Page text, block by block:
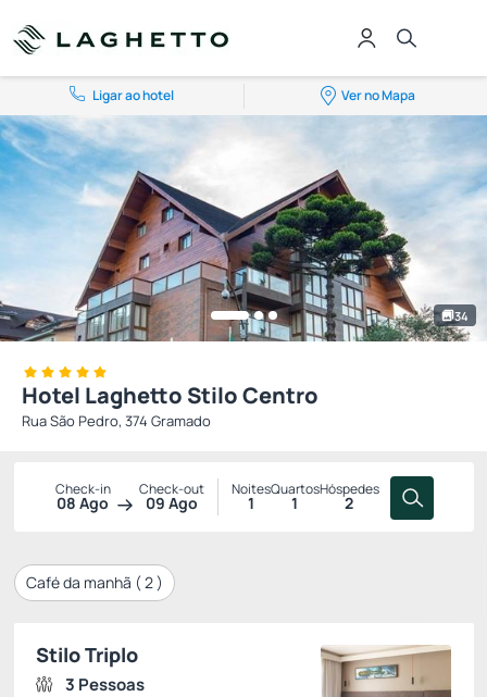
Ligar ao hotel Ver no Mapa
34
Hotel Laghetto Stilo Centro
Rua São Pedro, 374 Gramado
Check-in
08 Ago
Check-out
09 Ago
Noites
1
Quartos
1
Hóspedes
2
Café da manhã ( 2)
Stilo Triplo
3 Pessoas